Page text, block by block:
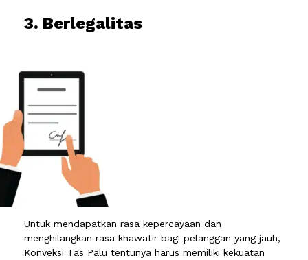
3. Berlegalitas
Untuk mendapatkan rasa kepercayaan dan
menghilangkan rasa khawatir bagi pelanggan yang jauh,
Konveksi Tas Palu tentunya harus memiliki kekuatan